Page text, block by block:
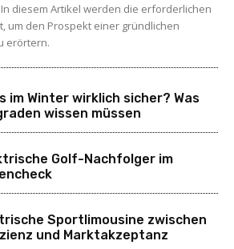
diesem Artikel werden die erforderlichen
um den Prospekt einer gründlichen
erörtern.
im Winter wirklich sicher? Was
wissen müssen
Golf-Nachfolger im
Sportlimousine zwischen
und Marktakzeptanz